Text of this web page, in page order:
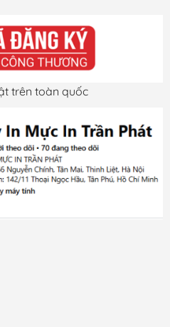
trên toàn quốc